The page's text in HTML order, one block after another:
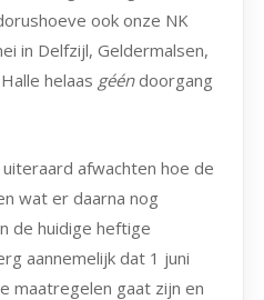
ook onze NK
in Delfzijl, Geldermalsen,
helaas gééndoorgang
afwachten hoe de
wat er daarna nog
de huidige heftige
aannemelijk dat 1 juni
maatregelen gaat zijn en